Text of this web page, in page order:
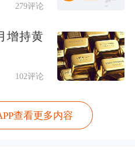
管理，强化药物滥
准斩断伸向青少年
广州仍有部分药店
279评论
增持黄
102评论
查看更多内容